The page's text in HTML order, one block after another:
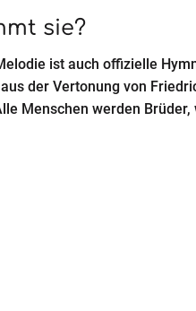
sie?
ist auch offizielle
aus der Vertonung von
Menschen werden